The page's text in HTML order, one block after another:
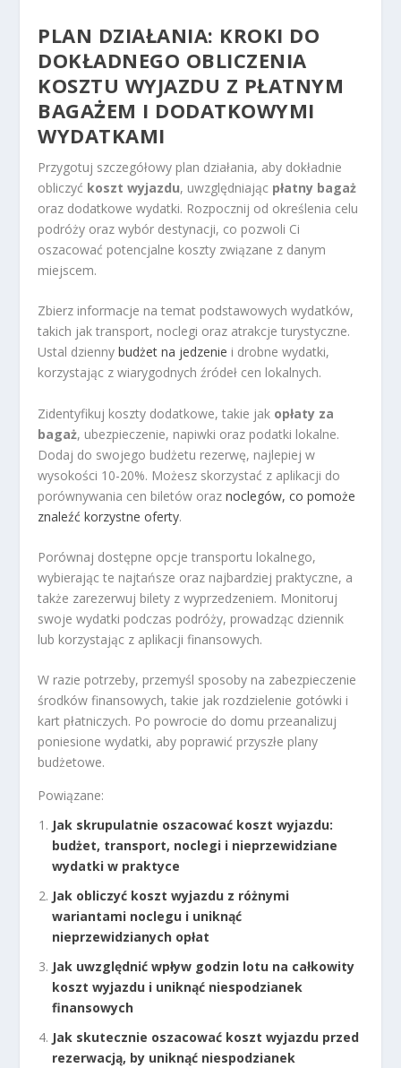
PLAN DZIAŁANIA: KROKI DO
DOKŁADNEGO OBLICZENIA
KOSZTU WYJAZDU Z PŁATNYM
BAGAŻEM I DODATKOWYMI
WYDATKAMI
Przygotuj szczegółowy plan działania, aby dokładnie
obliczyć koszt wyjazdu, uwzględniając płatny bagaż
oraz dodatkowe wydatki. Rozpocznij od określenia celu
podróży oraz wybór destynacji, co pozwoli Ci
oszacować potencjalne koszty związane z danym
miejscem.
Zbierz informacje na temat podstawowych wydatków,
takich jak transport, noclegi oraz atrakcje turystyczne.
Ustal dziennybudżet na jedzenie i drobne wydatki,
korzystając z wiarygodnych źródeł cen lokalnych.
Zidentyfikuj koszty dodatkowe, takie jak opłaty za
bagaż, ubezpieczenie, napiwki oraz podatki lokalne.
Dodaj do swojego budżetu rezerwę, najlepiej w
wysokości 10-20%. Możesz skorzystać z aplikacji do
porównywania cen biletów oraznoclegów, co pomoże
znaleźć korzystne oferty.
Porównaj dostępne opcje transportu lokalnego,
wybierając te najtańsze oraz najbardziej praktyczne, a
także zarezerwuj bilety z wyprzedzeniem. Monitoruj
swoje wydatki podczas podróży, prowadząc dziennik
lub korzystając z aplikacji finansowych.
W razie potrzeby, przemyśl sposoby na zabezpieczenie
środków finansowych, takie jak rozdzielenie gotówki i
kart płatniczych. Po powrocie do domu przeanalizuj
poniesione wydatki, aby poprawić przyszłe plany
budżetowe.
Powiązane:
Jak skrupulatnie oszacować koszt wyjazdu:
budżet, transport, noclegi i nieprzewidziane
wydatki w praktyce
Jak obliczyć koszt wyjazdu z różnymi
wariantami noclegu i uniknąć
nieprzewidzianych opłat
Jak uwzględnić wpływ godzin lotu na całkowity
koszt wyjazdu i uniknąć niespodzianek
finansowych
Jak skutecznie oszacować koszt wyjazdu przed
rezerwacją, by uniknąć niespodzianek